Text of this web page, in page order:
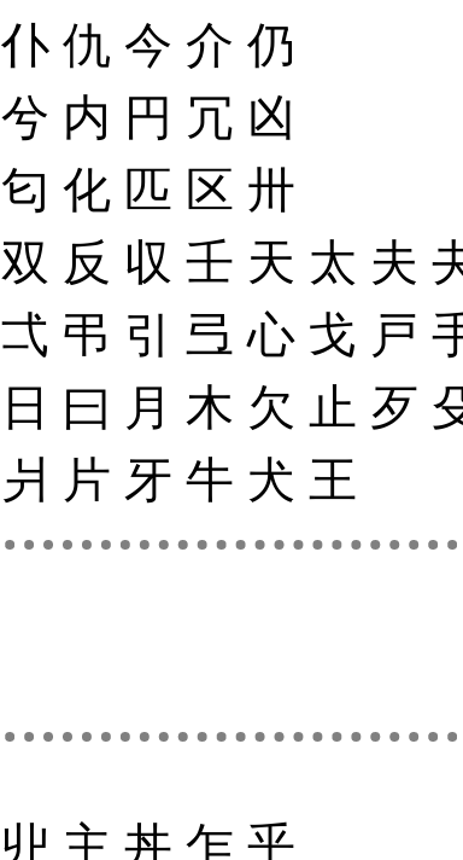
仆 仇 今 介 仍
兮 内 円 冗 凶
匂 化 匹 区 卅
双 反 収 壬 天 太 夫
弌 弔 引 弖 心 戈 戸
日 曰 月 木 欠 止 歹
爿 片 牙 牛 犬 王
丱 主 丼 乍 乎